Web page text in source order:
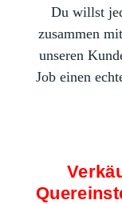
Du willst
zusammen
unseren
Job einen